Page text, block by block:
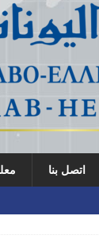
اتصل بنا